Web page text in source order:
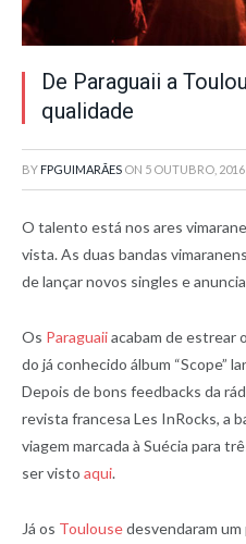
De Paraguaii a
qualidade
BY FPGUIMARÃES ON 5 OUTUBRO, 2016
O talento está nos ares
vista. As duas bandas
de lançar novos singles e
Os Paraguaiiacabam de estrear
do já conhecido álbum “Scope”
Depois de bons feedbacks da
revista francesa Les InRocks, a
viagem marcada à Suécia para
ser visto aqui.
Já os Toulousedesvendaram